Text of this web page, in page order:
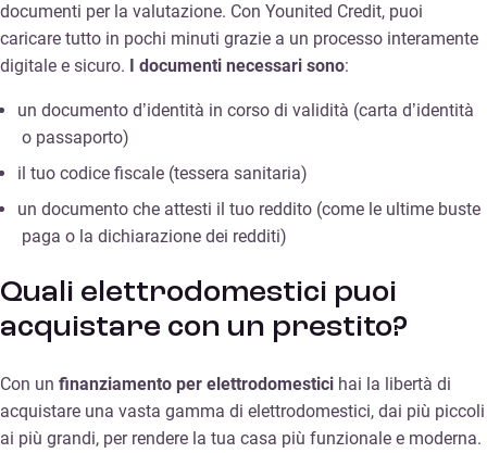
documenti per la valutazione. Con Younited Credit, puoi
caricare tutto in pochi minuti grazie a un processo interamente
digitale e sicuro.
I documenti necessari sono:
un documento d’identità in corso di validità (carta d’identità
o passaporto)
il tuo codice fiscale (tessera sanitaria)
un documento che attesti il tuo reddito (come le ultime buste
paga o la dichiarazione dei redditi)
Quali elettrodomestici puoi
acquistare con un prestito?
Con un finanziamento per elettrodomestici hai la libertà di
acquistare una vasta gamma di elettrodomestici, dai più piccoli
ai più grandi, per rendere la tua casa più funzionale e moderna.